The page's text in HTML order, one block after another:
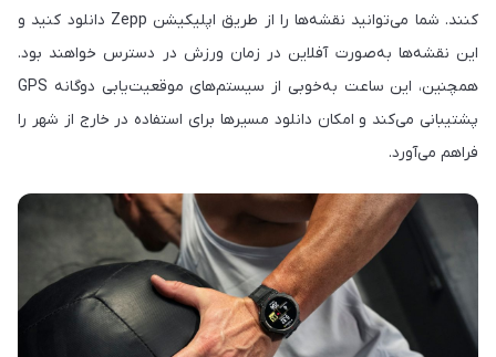
کنند. شما می‌توانید نقشه‌ها را از طریق اپلیکیشن Zepp دانلود کنید و
این نقشه‌ها به‌صورت آفلاین در زمان ورزش در دسترس خواهند بود.
همچنین، این ساعت به‌خوبی از سیستم‌های موقعیت‌یابی دوگانه GPS
پشتیبانی می‌کند و امکان دانلود مسیرها برای استفاده در خارج از شهر را
فراهم می‌آورد.